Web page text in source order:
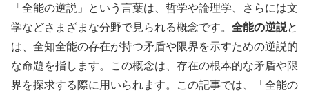
「全能の逆説」という言葉は、哲学や論理学、さらには文
学などさまざまな分野で見られる概念です。 全能の逆説と
は、全知全能の存在が持つ矛盾や限界を示すための逆説的
な命題を指します。この概念は、存在の根本的な矛盾や限
界を探求する際に用いられます。この記事では、「全能の